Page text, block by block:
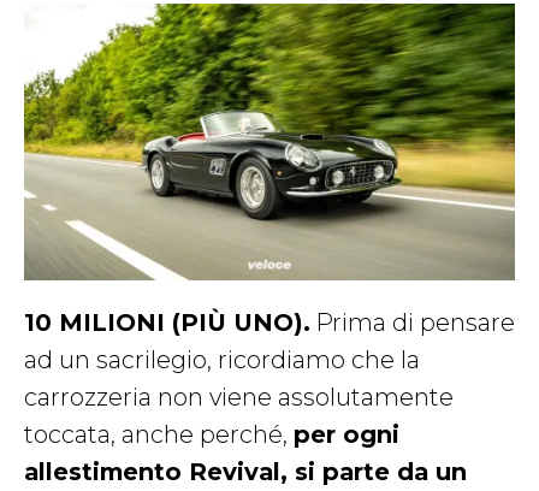
10 MILIONI (PIÙ UNO). Prima di pensare
ad un sacrilegio, ricordiamo che la
carrozzeria non viene assolutamente
toccata, anche perché, per ogni
allestimento Revival, si parte da un